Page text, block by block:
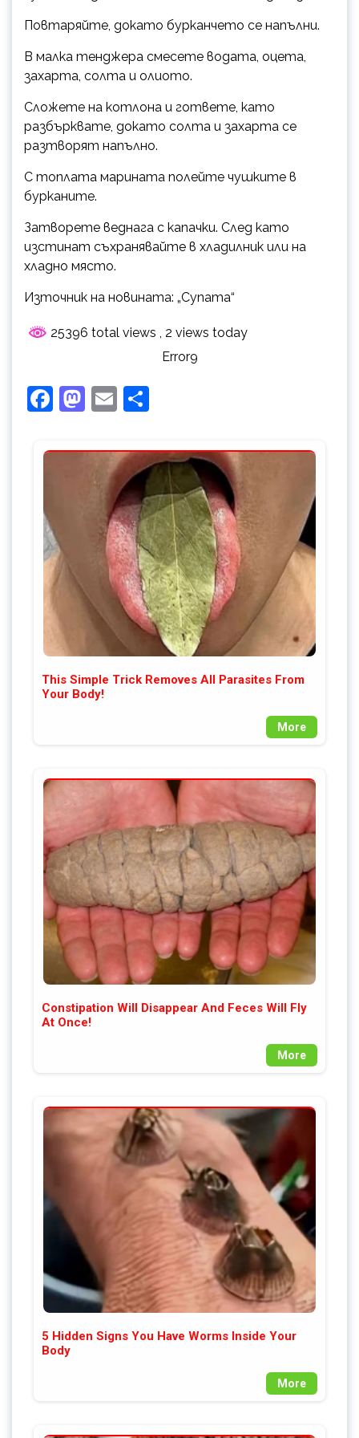
Повтаряйте, докато бурканчето се напълни.
В малка тенджера смесете водата, оцета,
захарта, солта и олиото.
Сложете на котлона и гответе, като
разбърквате, докато солта и захарта се
разтворят напълно.
С топлата марината полейте чушките в
бурканите.
Затворете веднага с капачки. След като
изстинат съхранявайте в хладилник или на
хладно място.
Източник на новината: „Супата“
25396 total views , 2 views today
Error9
Facebook
Mastodon
Email
This Simple Trick Removes All Parasites From
Your Body!
More
Constipation Will Disappear And Feces Will Fly
At Once!
More
5 Hidden Signs You Have Worms Inside Your
Body
More